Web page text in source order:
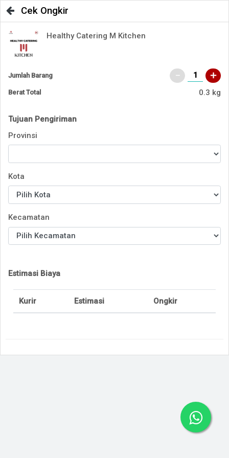
Cek Ongkir
Healthy Catering M Kitchen
Jumlah Barang
Berat Total 0.3 kg
Tujuan Pengiriman
Provinsi
Kota
Kecamatan
Estimasi Biaya
Kurir Estimasi Ongkir